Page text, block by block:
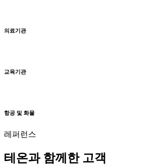
의료기관
교육기관
항공 및 화물
레퍼런스
테온과 함께한 고객